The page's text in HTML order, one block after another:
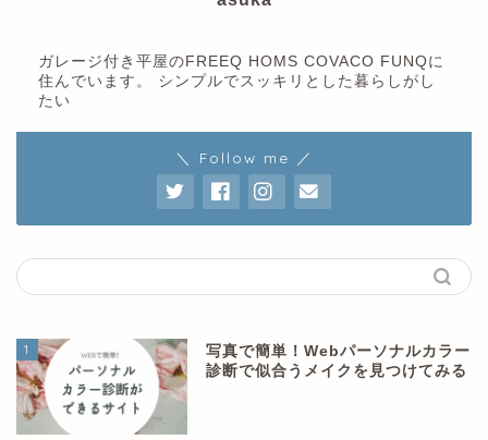
ガレージ付き平屋のFREEQ HOMS COVACO FUNQに
住んでいます。 シンプルでスッキリとした暮らしがし
たい
＼ Follow me ／
1
写真で簡単！Webパーソナルカラー
診断で似合うメイクを見つけてみる